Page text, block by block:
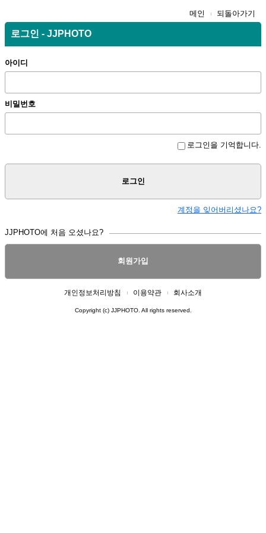
메인 되돌아가기
로그인 - JJPHOTO
아이디
비밀번호
로그인을 기억합니다.
로그인
계정을 잊어버리셨나요?
JJPHOTO에 처음 오셨나요?
회원가입
개인정보처리방침 이용약관 회사소개
Copyright (c) JJPHOTO. All rights reserved.